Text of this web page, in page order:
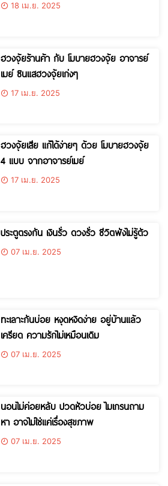
18 เม.ย. 2025
ฮวงจุ้ยร้านค้า กับ โมบายฮวงจุ้ย อาจารย์
เมย์ ซินแสฮวงจุ้ยเก่งๆ
17 เม.ย. 2025
ฮวงจุ้ยเสีย แก้ได้ง่ายๆ ด้วย โมบายฮวงจุ้ย
4 แบบ จากอาจารย์เมย์
17 เม.ย. 2025
ประตูตรงกัน เงินรั่ว ดวงรั่ว ชีวิตพังไม่รู้ตัว
07 เม.ย. 2025
ทะเลาะกันบ่อย หงุดหงิดง่าย อยู่บ้านแล้ว
เครียด ความรักไม่เหมือนเดิม
07 เม.ย. 2025
นอนไม่ค่อยหลับ ปวดหัวบ่อย ไมเกรนถาม
หา อาจไม่ใช่แค่เรื่องสุขภาพ
07 เม.ย. 2025